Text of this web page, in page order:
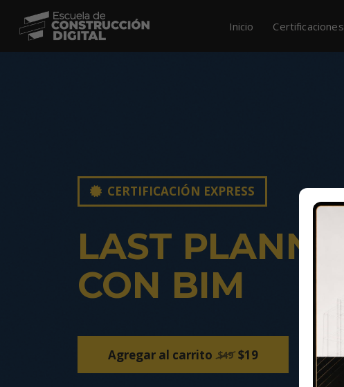
Inicio Certificaciones
CERTIFICACIÓN EXPRESS
LAST PLANNER
CON BIM
Agregar al carrito $49 $19